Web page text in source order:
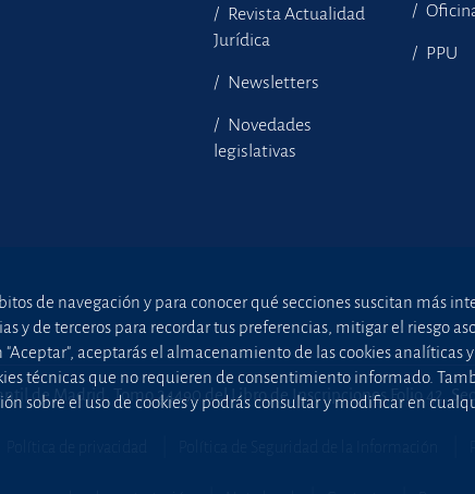
Revista Actualidad
Jurídica
Newsletters
Novedades
legislativas
PPU
de Madrid, Tomo 24490 del Libro de Inscripciones Folio 42,
de navegación y para conocer qué secciones suscitan más
y de terceros para recordar tus preferencias, mitigar el riesgo
aceptarás el almacenamiento de las cookies analíticas
técnicas que no requieren de consentimiento informado.
sobre el uso de cookies y podrás consultar y modificar en